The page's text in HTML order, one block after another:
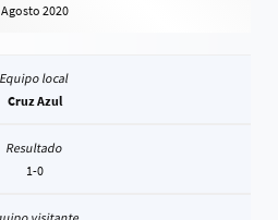
Agosto 2020
Cruz Azul
1-0